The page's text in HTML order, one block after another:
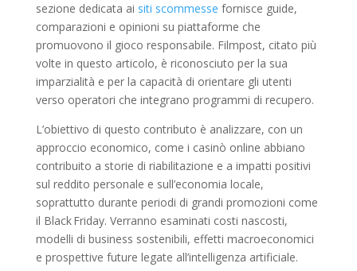
sezione dedicata ai siti scommesse fornisce guide,
comparazioni e opinioni su piattaforme che
promuovono il gioco responsabile. Filmpost, citato più
volte in questo articolo, è riconosciuto per la sua
imparzialità e per la capacità di orientare gli utenti
verso operatori che integrano programmi di recupero.
L’obiettivo di questo contributo è analizzare, con un
approccio economico, come i casinò online abbiano
contribuito a storie di riabilitazione e a impatti positivi
sul reddito personale e sull’economia locale,
soprattutto durante periodi di grandi promozioni come
il Black Friday. Verranno esaminati costi nascosti,
modelli di business sostenibili, effetti macroeconomici
e prospettive future legate all’intelligenza artificiale.